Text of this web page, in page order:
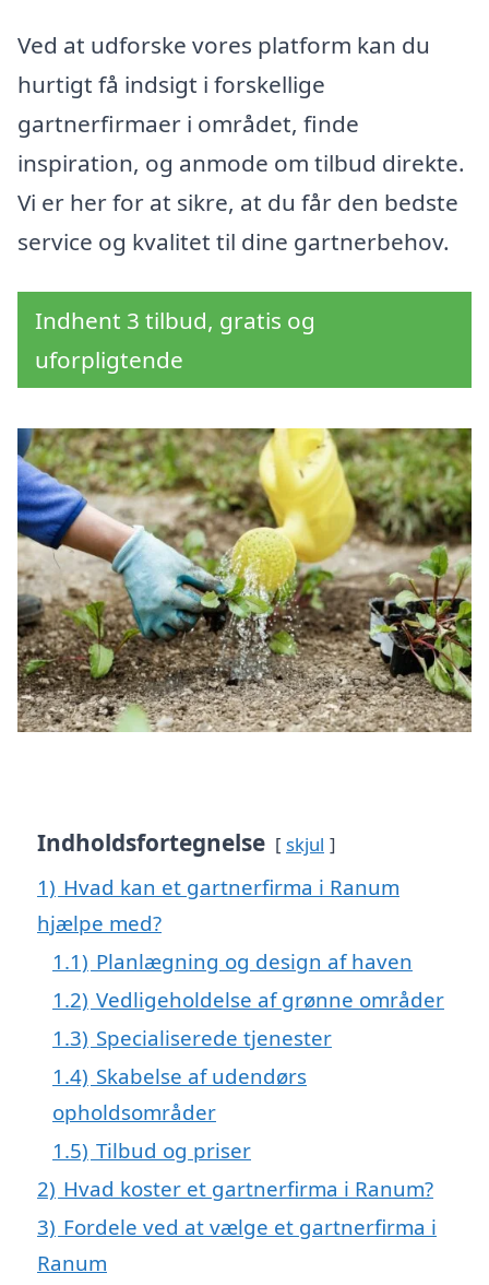
Ved at udforske vores platform kan du
hurtigt få indsigt i forskellige
gartnerfirmaer i området, finde
inspiration, og anmode om tilbud direkte.
Vi er her for at sikre, at du får den bedste
service og kvalitet til dine gartnerbehov.
Indhent 3 tilbud, gratis og
uforpligtende
Indholdsfortegnelse skjul
1) Hvad kan et gartnerfirma i Ranum
hjælpe med?
1.1) Planlægning og design af haven
1.2) Vedligeholdelse af grønne områder
1.3) Specialiserede tjenester
1.4) Skabelse af udendørs
opholdsområder
1.5) Tilbud og priser
2) Hvad koster et gartnerfirma i Ranum?
3) Fordele ved at vælge et gartnerfirma i
Ranum